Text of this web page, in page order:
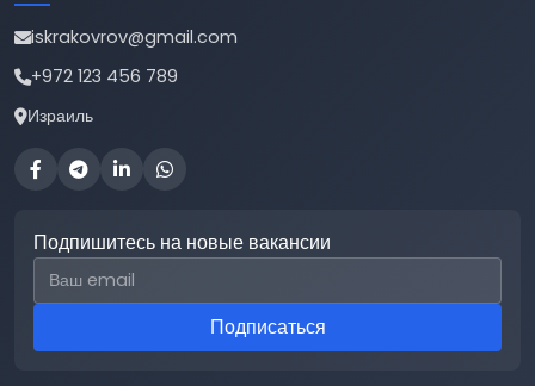
iskrakovrov@gmail.com
+972 123 456 789
Израиль
Подпишитесь на новые вакансии
Email для подписки
Подписаться